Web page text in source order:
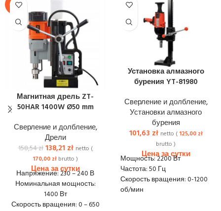
-13%
Магнитная дрель ZT-
50HAR 1400W Ø50 mm
Сверление и долбление,
Дрели
158,54zł 138,21 zł netto (
170,00 zł brutto )
Напряжение: 230 – 240 В
Номинальная мощность:
1400 Вт
Скорость вращения: 0 – 650
Установка алмазного
бурения YT-81980
Сверление и долбление,
Установки алмазного
бурения
101,63 zł netto ( 125,00 zł
brutto )
Мощность: 2200 Вт
Частота: 50 Гц
Скорость вращения: 0-1200
об/мин